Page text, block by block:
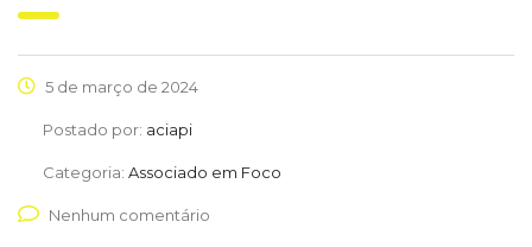
5 de março de 2024
Postado por: aciapi
Categoria: Associado em Foco
Nenhum comentário